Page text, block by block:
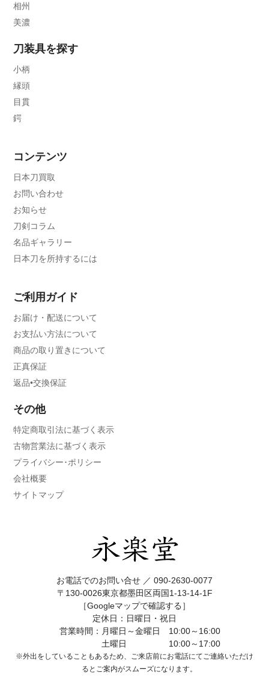
相州
美濃
刀装具を探す
小柄
縁頭
目貫
鍔
コンテンツ
日本刀買取
お問い合わせ
お知らせ
刀剣コラム
名品ギャラリー
日本刀を所持するには
ご利用ガイド
お届け・配送について
お支払い方法について
商品の取り置きについて
正真保証
返品•交換保証
その他
特定商取引法に基づく表示
古物営業法に基づく表示
プライバシー･ポリシー
会社概要
サイトマップ
お電話でのお問い合せ ／ 090-2630-0077
〒130-0026東京都墨田区両国1-13-14-1F
［Googleマップで確認する］
定休日：日曜日・祝日
営業時間：月曜日～金曜日 10:00～16:00
土曜日 10:00～17:00
※外出をしていることもあるため、ご来店前にお電話にてご連絡いただけ
ると ご案内がスムーズになります。